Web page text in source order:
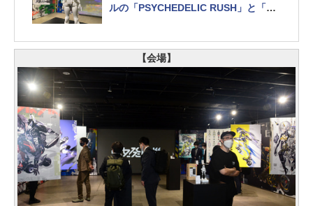
ルの「PSYCHEDELIC RUSH」と「開
【会場】